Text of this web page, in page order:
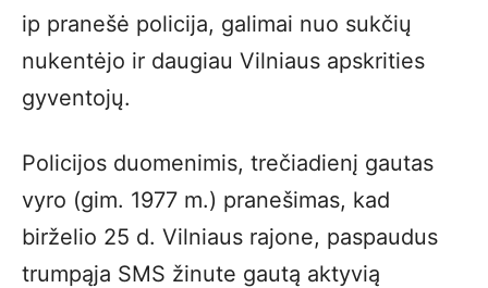
ip pranešė policija, galimai nuo sukčių
nukentėjo ir daugiau Vilniaus apskrities
gyventojų.
Policijos duomenimis, trečiadienį gautas
vyro (gim. 1977 m.) pranešimas, kad
birželio 25 d. Vilniaus rajone, paspaudus
trumpąja SMS žinute gautą aktyvią